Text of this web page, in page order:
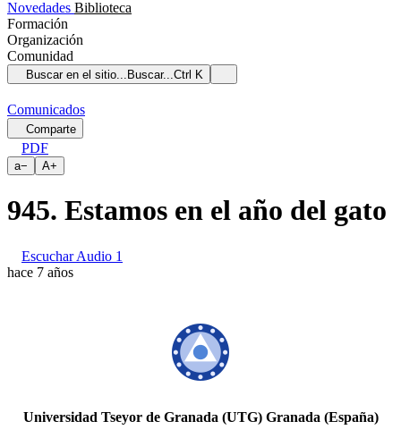
Novedades Biblioteca
Formación
Organización
Comunidad
Buscar en el sitio... Buscar...Ctrl K
Comunicados
Comparte
PDF
a− A+
945. Estamos en el año del gato
Escuchar Audio 1
hace 7 años
Universidad Tseyor de Granada (UTG) Granada (España)